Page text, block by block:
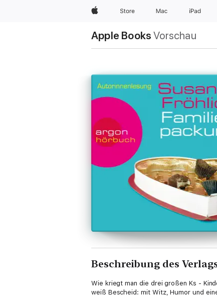
Apple Store Mac iPad
Apple Books Vorschau
Beschreibung des
Wie kriegt man die drei großen Ks -
weiß Bescheid: mit Witz, Humor und